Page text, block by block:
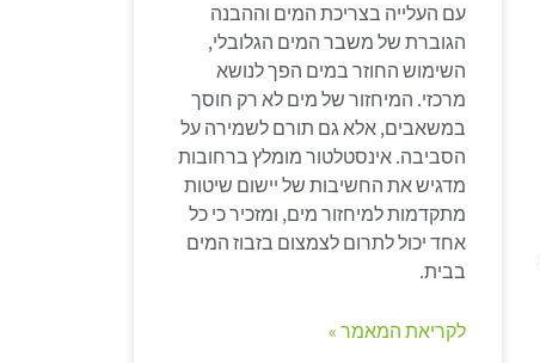
עם העלייה בצריכת המים וההבנה
הגוברת של משבר המים הגלובלי,
השימוש החוזר במים הפך לנושא
מרכזי. המיחזור של מים לא רק חוסך
במשאבים, אלא גם תורם לשמירה על
הסביבה. אינסטלטור מומלץ ברחובות
מדגיש את החשיבות של יישום שיטות
מתקדמות למיחזור מים, ומזכיר כי כל
אחד יכול לתרום לצמצום בזבוז המים
בבית.
לקריאת המאמר »